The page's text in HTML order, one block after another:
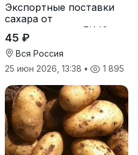
Экспортные поставки
сахара от
производителя ГК Юг
Руси
45 ₽
Вся Россия
25 июн 2026, 13:38 • 1 895